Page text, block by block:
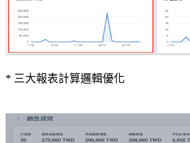
* 三大報表計算邏輯優化